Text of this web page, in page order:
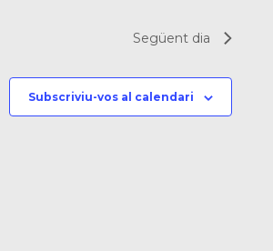
Següent dia
Subscriviu-vos al calendari